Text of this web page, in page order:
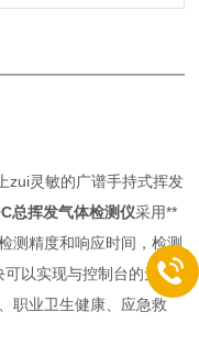
zui灵敏的广谱手持式挥发
总挥发气体检测仪采用**
测精度和响应时间，检测
以实现与控制台的无线
职业卫生健康、应急救